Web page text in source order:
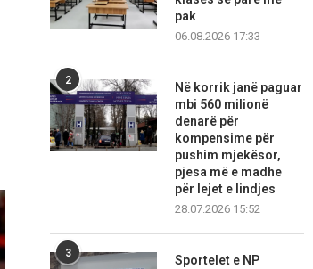
pak
06.08.2026 17:33
2
Në korrik janë paguar
mbi 560 milionë
denarë për
kompensime për
pushim mjekësor,
pjesa më e madhe
për lejet e lindjes
28.07.2026 15:52
3
Sportelet e NP